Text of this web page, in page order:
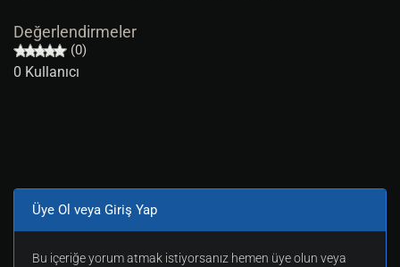
Değerlendirmeler
(0)
0 Kullanıcı
Üye Ol veya Giriş Yap
Bu içeriğe yorum atmak istiyorsanız hemen üye olun veya